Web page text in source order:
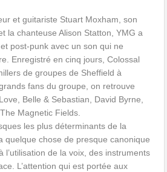
et guitariste Stuart Moxham, son
la chanteuse Alison Statton, YMG a
post-punk avec un son qui ne
Enregistré en cinq jours, Colossal
de groupes de Sheffield à
fans du groupe, on retrouve
Belle & Sebastian, David Byrne,
Magnetic Fields.
les plus déterminants de la
quelque chose de presque canonique
l’utilisation de la voix, des instruments
L’attention qui est portée aux